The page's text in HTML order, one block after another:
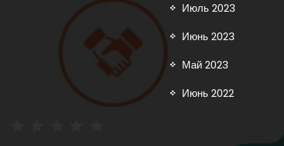
Июль 2023
Июнь 2023
Май 2023
Июнь 2022